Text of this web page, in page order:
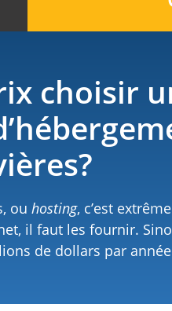
choisir
ou hosting, c’est
il faut les fournir.
de dollars par